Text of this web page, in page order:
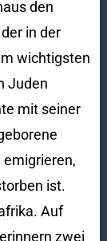
den
in der
wichtigsten
Juden
mit seiner
emigrieren,
ist.
Auf
zwei